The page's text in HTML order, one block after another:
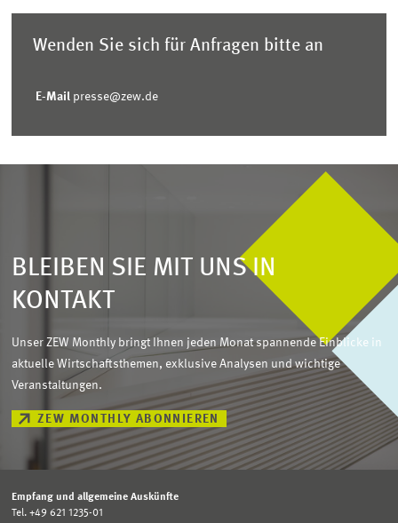
Wenden Sie sich für Anfragen bitte an
E-Mail presse@zew.de
BLEIBEN SIE MIT UNS IN
KONTAKT
Unser ZEW Monthly bringt Ihnen jeden Monat spannende Einblicke in
aktuelle Wirtschaftsthemen, exklusive Analysen und wichtige
Veranstaltungen.
ZEW MONTHLY ABONNIEREN
Empfang und allgemeine Auskünfte
Tel. +49 621 1235-01